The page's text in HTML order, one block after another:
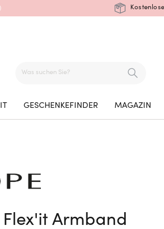
Cartier
GESCHENKEFINDER MAGAZIN
Flex'it Armband